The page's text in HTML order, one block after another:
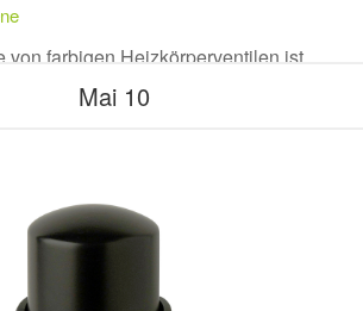
von farbigen Heizkörperventilen ist
Mai 10